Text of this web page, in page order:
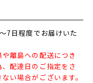
7日程度でお届けいた
離島への配送につき
配達日のご指定をさ
い場合がございます。